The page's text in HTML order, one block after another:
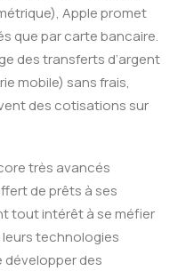
Apple promet
que par carte bancaire.
des transferts d’argent
mobile) sans frais,
des cotisations sur
très avancés
de prêts à ses
tout intérêt à se méfier
leurs technologies
développer des